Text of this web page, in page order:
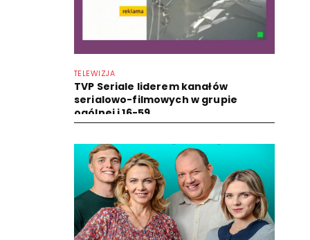
TELEWIZJA
TVP Seriale liderem kanałów
serialowo-filmowych w grupie
ogólnej i 16-59